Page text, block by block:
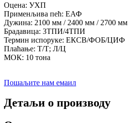
Оцена: УХП
Применљива пећ: ЕАФ
Дужина: 2100 мм / 2400 мм / 2700 мм
Брадавица: 3ТПИ/4ТПИ
Термин испоруке: ЕКСВ/ФОБ/ЦИФ
Плаћање: Т/Т; Л/Ц
МОК: 10 тона
Пошаљите нам емаил
Детаљи о производу